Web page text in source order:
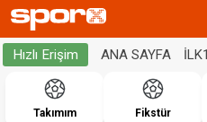
Hızlı Erişim ANA SAYFA
Takımım Fikstür